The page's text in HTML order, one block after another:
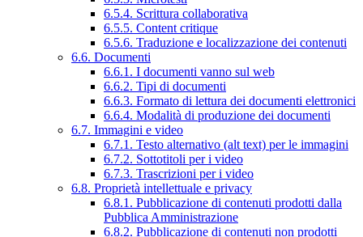
6.5.4. Scrittura collaborativa
6.5.5. Content critique
6.5.6. Traduzione e localizzazione dei contenuti
6.6. Documenti
6.6.1. I documenti vanno sul web
6.6.2. Tipi di documenti
6.6.3. Formato di lettura dei documenti elettronici
6.6.4. Modalità di produzione dei documenti
6.7. Immagini e video
6.7.1. Testo alternativo (alt text) per le immagini
6.7.2. Sottotitoli per i video
6.7.3. Trascrizioni per i video
6.8. Proprietà intellettuale e privacy
6.8.1. Pubblicazione di contenuti prodotti dalla
Pubblica Amministrazione
6.8.2. Pubblicazione di contenuti non prodotti